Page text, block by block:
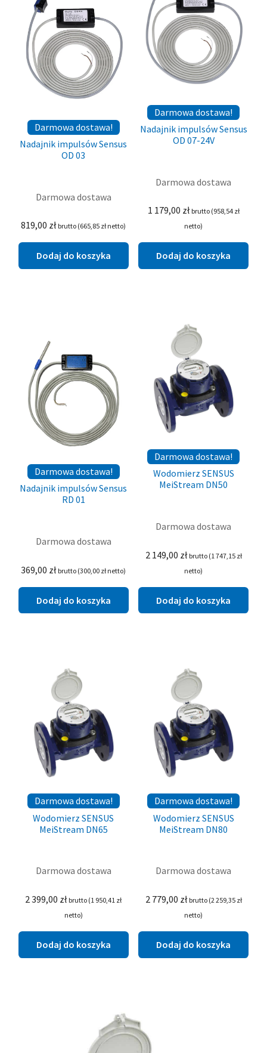
Darmowa dostawa!
Nadajnik impulsów Sensus
OD 03
Darmowa dostawa
819,00 zł brutto (665,85 złnetto)
Dodaj do koszyka
Darmowa dostawa!
Nadajnik impulsów Sensus
OD 07-24V
Darmowa dostawa
1 179,00 zł brutto (958,54 zł
netto)
Dodaj do koszyka
Darmowa dostawa!
Nadajnik impulsów Sensus
RD 01
Darmowa dostawa
369,00 zł brutto (300,00 złnetto)
Dodaj do koszyka
Darmowa dostawa!
Wodomierz SENSUS
MeiStream DN50
Darmowa dostawa
2 149,00 zł brutto (1 747,15 zł
netto)
Dodaj do koszyka
Darmowa dostawa!
Wodomierz SENSUS
MeiStream DN65
Darmowa dostawa
2 399,00 zł brutto (1 950,41 zł
netto)
Dodaj do koszyka
Darmowa dostawa!
Wodomierz SENSUS
MeiStream DN80
Darmowa dostawa
2 779,00 zł brutto (2 259,35 zł
netto)
Dodaj do koszyka